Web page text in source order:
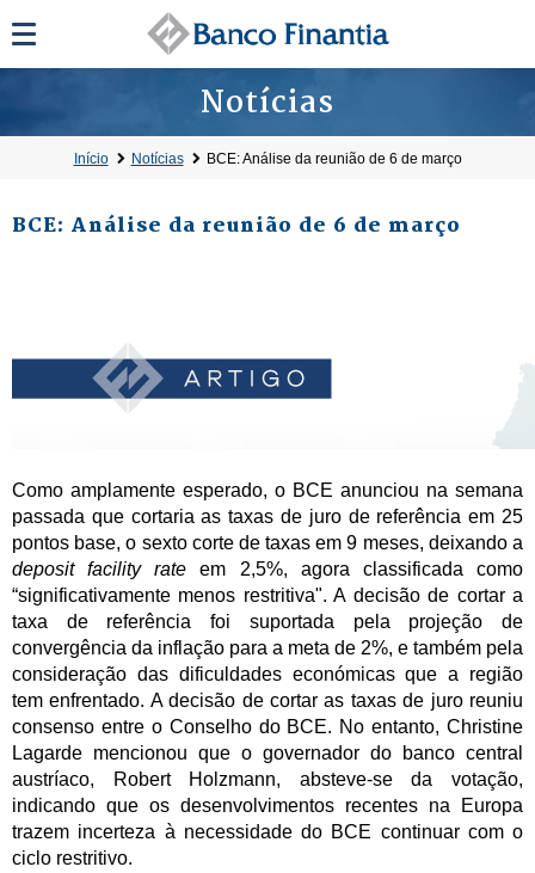
Notícias
Início Notícias BCE: Análise da reunião de 6 de março
BCE: Análise da reunião de 6 de março
Como amplamente esperado, o BCE anunciou na semana
passada que cortaria as taxas de juro de referência em 25
pontos base, o sexto corte de taxas em 9 meses, deixando a
deposit facility rate em 2,5%, agora classificada como
“significativamente menos restritiva". A decisão de cortar a
taxa de referência foi suportada pela projeção de
convergência da inflação para a meta de 2%, e também pela
consideração das dificuldades económicas que a região
tem enfrentado. A decisão de cortar as taxas de juro reuniu
consenso entre o Conselho do BCE. No entanto, Christine
Lagarde mencionou que o governador do banco central
austríaco, Robert Holzmann, absteve-se da votação,
indicando que os desenvolvimentos recentes na Europa
trazem incerteza à necessidade do BCE continuar com o
ciclo restritivo.